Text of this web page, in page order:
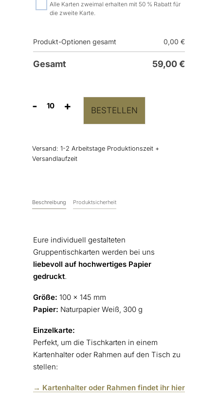
Alle Karten zweimal erhalten mit 50 % Rabatt für
die zweite Karte.
Produkt-Optionen gesamt 0,00€
Gesamt 59,00€
-
Tischnummern
+ BESTELLEN
Versand: 1-2 Arbeitstage Produktionszeit +
Versandlaufzeit
Beschreibung Produktsicherheit
Eure individuell gestalteten
Gruppentischkarten werden bei uns
liebevoll auf hochwertiges Papier
gedruckt.
Größe: 100 x 145 mm
Papier: Naturpapier Weiß, 300 g
Einzelkarte:
Perfekt, um die Tischkarten in einem
Kartenhalter oder Rahmen auf den Tisch zu
stellen:
→ Kartenhalter oder Rahmen findet ihr hier